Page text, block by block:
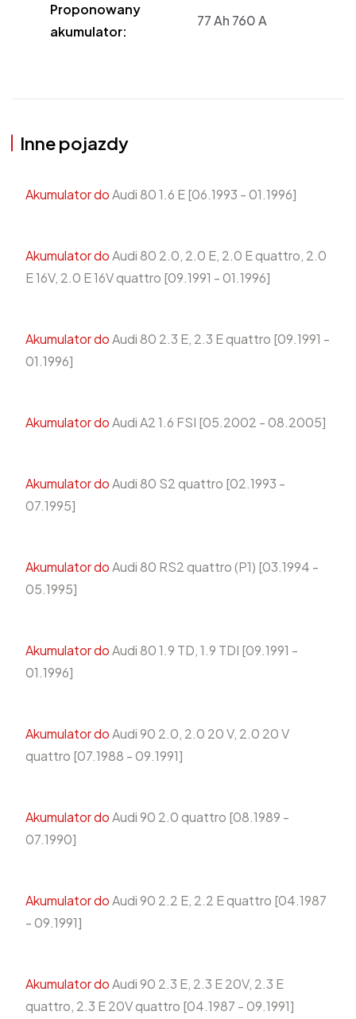
Proponowany
akumulator:
77 Ah 760 A
Inne pojazdy
Akumulator doAudi 80 1.6 E [06.1993 - 01.1996]
Akumulator doAudi 80 2.0, 2.0 E, 2.0 E quattro, 2.0
E 16V, 2.0 E 16V quattro [09.1991 - 01.1996]
Akumulator doAudi 80 2.3 E, 2.3 E quattro [09.1991 -
01.1996]
Akumulator doAudi A2 1.6 FSI [05.2002 - 08.2005]
Akumulator doAudi 80 S2 quattro [02.1993 -
07.1995]
Akumulator doAudi 80 RS2 quattro (P1) [03.1994 -
05.1995]
Akumulator doAudi 80 1.9 TD, 1.9 TDI [09.1991 -
01.1996]
Akumulator doAudi 90 2.0, 2.0 20 V, 2.0 20 V
quattro [07.1988 - 09.1991]
Akumulator doAudi 90 2.0 quattro [08.1989 -
07.1990]
Akumulator doAudi 90 2.2 E, 2.2 E quattro [04.1987
- 09.1991]
Akumulator doAudi 90 2.3 E, 2.3 E 20V, 2.3 E
quattro, 2.3 E 20V quattro [04.1987 - 09.1991]